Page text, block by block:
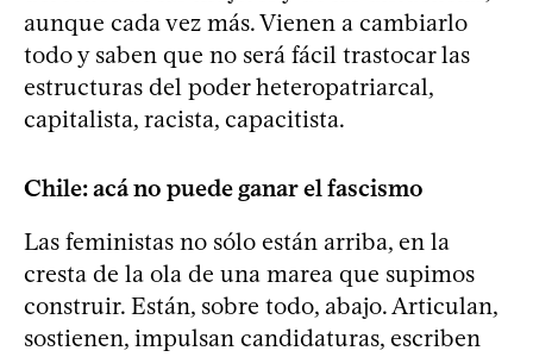
aunque cada vez más. Vienen a cambiarlo
todo y saben que no será fácil trastocar las
estructuras del poder heteropatriarcal,
capitalista, racista, capacitista.
Chile: acá no puede ganar el fascismo
Las feministas no sólo están arriba, en la
cresta de la ola de una marea que supimos
construir. Están, sobre todo, abajo. Articulan,
sostienen, impulsan candidaturas, escriben